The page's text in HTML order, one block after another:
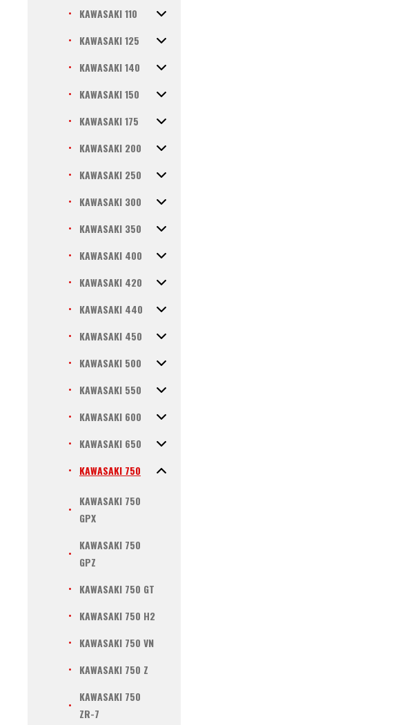
KAWASAKI 110
KAWASAKI 125
KAWASAKI 140
KAWASAKI 150
KAWASAKI 175
KAWASAKI 200
KAWASAKI 250
KAWASAKI 300
KAWASAKI 350
KAWASAKI 400
KAWASAKI 420
KAWASAKI 440
KAWASAKI 450
KAWASAKI 500
KAWASAKI 550
KAWASAKI 600
KAWASAKI 650
KAWASAKI 750
KAWASAKI 750
GPX
KAWASAKI 750
GPZ
KAWASAKI 750 GT
KAWASAKI 750 H2
KAWASAKI 750 VN
KAWASAKI 750 Z
KAWASAKI 750
ZR-7